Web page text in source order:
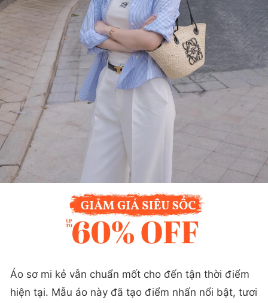
Áo sơ mi kẻ vẫn chuẩn mốt cho đến tận thời điểm
hiện tại. Mẫu áo này đã tạo điểm nhấn nổi bật, tươi